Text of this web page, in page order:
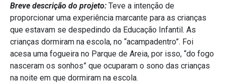
Breve descrição do projeto: Teve a intenção de
proporcionar uma experiência marcante para as crianças
que estavam se despedindo da Educação Infantil. As
crianças dormiram na escola, no “acampadentro”. Foi
acesa uma fogueira no Parque de Areia, por isso, “do fogo
nasceram os sonhos” que ocuparam o sono das crianças
na noite em que dormiram na escola.